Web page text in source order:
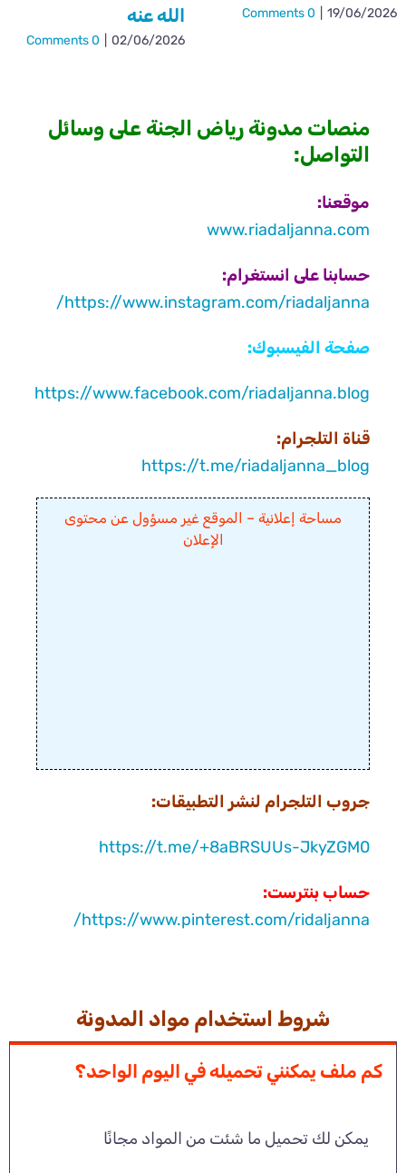
19/06/2026
0 Comments
الله عنه
02/06/2026
0 Comments
منصات مدونة رياض الجنة على وسائل
التواصل:
موقعنا:
www.riadaljanna.com
حسابنا على انستغرام:
https://www.instagram.com/riadaljanna/
صفحة الفيسبوك:
https://www.facebook.com/riadaljanna.blog
قناة التلجرام:
https://t.me/riadaljanna_blog
مساحة إعلانية – الموقع غير مسؤول عن محتوى
الإعلان
جروب التلجرام لنشر التطبيقات:
https://t.me/+8aBRSUUs-JkyZGM0
حساب بنترست:
https://www.pinterest.com/ridaljanna/
شروط استخدام مواد المدونة
كم ملف يمكنني تحميله في اليوم الواحد؟
يمكن لك تحميل ما شئت من المواد مجانًا